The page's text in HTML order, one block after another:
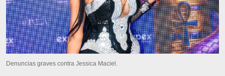
Denuncias graves contra Jessica Maciel.